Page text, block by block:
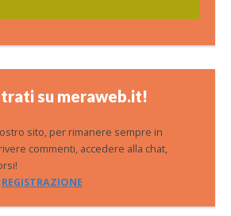
su meraweb.it!
sito, per rimanere sempre in
commenti, accedere alla chat,
REGISTRAZIONE